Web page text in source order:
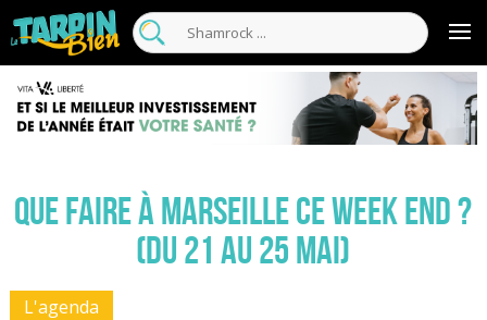
Que faire à Marseille ce week end ?
(du 21 au 25 mai)
L'agenda